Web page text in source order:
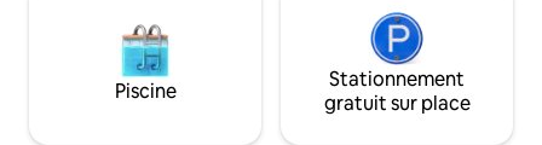
Piscine
Stationnement
gratuit sur place